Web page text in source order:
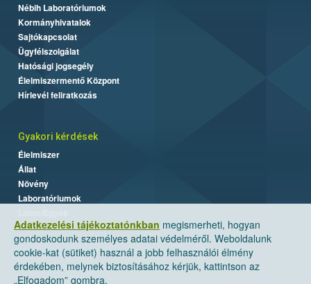
Adatkezelési tájékoztatónkban megismerheti, hogyan
gondoskodunk személyes adatai védelméről. Weboldalunk
cookie-kat (sütiket) használ a jobb felhasználói élmény
érdekében, melynek biztosításához kérjük, kattintson az
„Elfogadom” gombra.
Nébih Laboratóriumok
Kormányhivatalok
Sajtókapcsolat
Ügyfélszolgálat
Hatósági jogsegély
Élelmiszermentő Központ
Hírlevél feliratkozás
Gyakori kérdések
Élelmiszer
Állat
Növény
Laboratóriumok